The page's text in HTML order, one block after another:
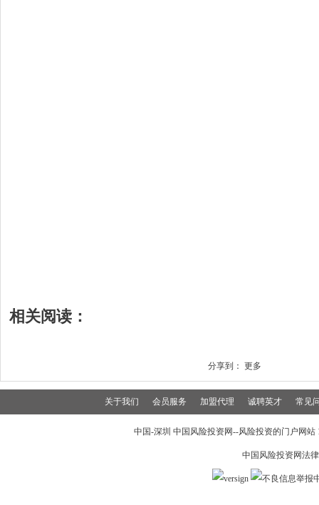
相关阅读：
分享到： 更多
关于我们 会员服务 加盟代理 诚聘英才 常见
中国-深圳 中国风险投资网--风险投资的门户网
中国风险投资网法